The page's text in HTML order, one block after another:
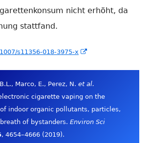
nicht erhöht, da
stattfand.
s11356-018-3975-x
Marco, E., Perez, N. et al.
cigarette vaping on the
indoor organic pollutants, particles,
of bystanders. Environ Sci
, 4654–4666 (2019).